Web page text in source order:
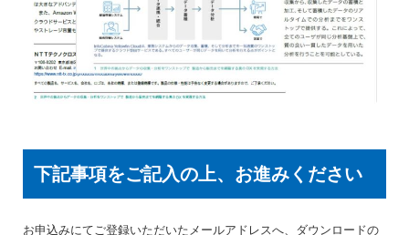
下記事項をご記入の上、お進みください
お申込みにてご登録いただいたメールアドレスへ、ダウンロードの